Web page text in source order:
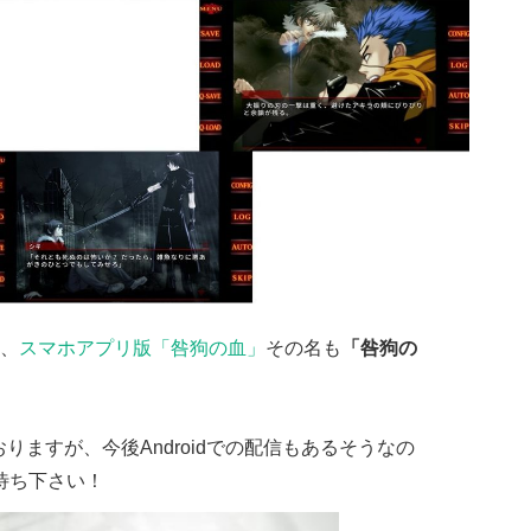
スマホアプリ版「咎狗の血」 その名も 「咎狗の
りますが、今後Androidでの配信もあるそうなの
下さい！